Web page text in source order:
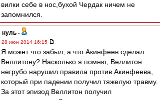
вилки себе в нос,бухой Чердак ничем не
запомнился.
нуль -
28 июн 2014 16:15
Я может что забыл, а что Акинфеев сделал
Веллитону? Насколько я помню, Веллитон
негрубо нарушил правила против Акинфеева,
который при падении получил тяжелую травму.
За этот эпизод Веллитон получил